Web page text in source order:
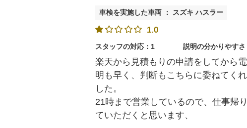
車検を実施した車両 ： スズキ ハスラー
1.0
スタッフの対応：1 説明の分かりやすさ
楽天から見積もりの申請をしてから
明も早く、判断もこちらに委ねてく
した。
21時まで営業しているので、仕事帰
ていただくと思います、